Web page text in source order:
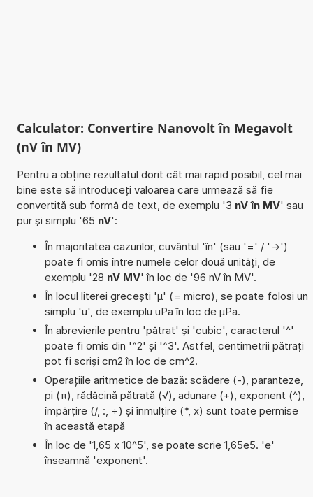
Calculator: Convertire Nanovolt în Megavolt
(nV în MV)
Pentru a obține rezultatul dorit cât mai rapid posibil, cel mai
bine este să introduceți valoarea care urmează să fie
convertită sub formă de text, de exemplu '3 nV în MV' sau
pur și simplu '65 nV':
În majoritatea cazurilor, cuvântul 'în' (sau '=' / '->')
poate fi omis între numele celor două unități, de
exemplu '28 nV MV' în loc de '96 nV în MV'.
În locul literei grecești 'µ' (= micro), se poate folosi un
simplu 'u', de exemplu uPa în loc de µPa.
În abrevierile pentru 'pătrat' și 'cubic', caracterul '^'
poate fi omis din '^2' și '^3'. Astfel, centimetrii pătrați
pot fi scriși cm2 în loc de cm^2.
Operațiile aritmetice de bază: scădere (-), paranteze,
pi (π), rădăcină pătrată (√), adunare (+), exponent (^),
împărțire (/, :, ÷) și înmulțire (*, x) sunt toate permise
în această etapă
În loc de '1,65 x 10^5', se poate scrie 1,65e5. 'e'
înseamnă 'exponent'.